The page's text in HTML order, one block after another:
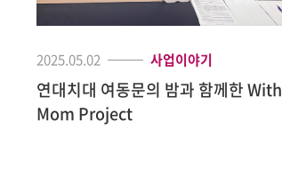
2025.05.02 사업이야기
연대치대 여동문의 밤과 함께한 With
Mom Project